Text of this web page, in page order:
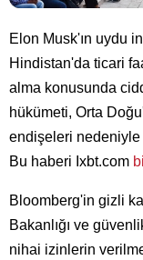
Elon Musk'ın uydu
Hindistan'da ticari
alma konusunda
hükümeti, Orta
endişeleri nedeniyle
Bu haberi Ixbt.com
Bloomberg'in gizli
Bakanlığı ve
nihai izinlerin